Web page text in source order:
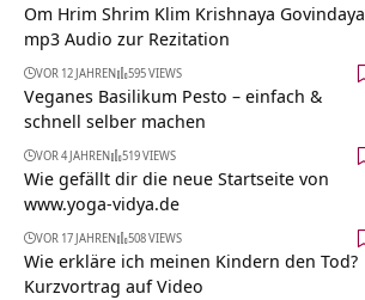
Om Hrim Shrim Klim Krishnaya Govindaya
mp3 Audio zur Rezitation
VOR 12 JAHREN 595 VIEWS
Veganes Basilikum Pesto – einfach &
schnell selber machen
VOR 4 JAHREN 519 VIEWS
Wie gefällt dir die neue Startseite von
www.yoga-vidya.de
VOR 17 JAHREN 508 VIEWS
Wie erkläre ich meinen Kindern den Tod?
Kurzvortrag auf Video